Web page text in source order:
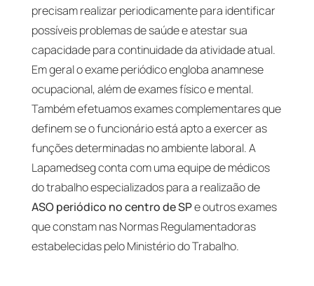
precisam realizar periodicamente para identificar
possíveis problemas de saúde e atestar sua
capacidade para continuidade da atividade atual.
Em geral o exame periódico engloba anamnese
ocupacional, além de exames físico e mental.
Também efetuamos exames complementares que
definem se o funcionário está apto a exercer as
funções determinadas no ambiente laboral. A
Lapamedseg conta com uma equipe de médicos
do trabalho especializados para a realizaão de
ASO periódico no centro de SPe outros exames
que constam nas Normas Regulamentadoras
estabelecidas pelo Ministério do Trabalho.